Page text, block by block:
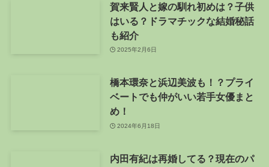
賀来賢人と嫁の馴れ初めは？子供
はいる？ドラマチックな結婚秘話
も紹介
2025年2月6日
橋本環奈と浜辺美波も！？プライ
ベートでも仲がいい若手女優まと
め！
2024年6月18日
内田有紀は再婚してる？現在のパ